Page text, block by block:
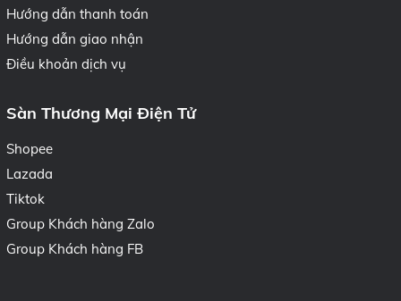
Hướng dẫn thanh toán
Hướng dẫn giao nhận
Điều khoản dịch vụ
Sàn Thương Mại Điện Tử
Shopee
Lazada
Tiktok
Group Khách hàng Zalo
Group Khách hàng FB